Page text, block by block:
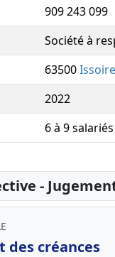
909 243 099
Société à
63500Issoire
2022
6 à 9
-
des créances